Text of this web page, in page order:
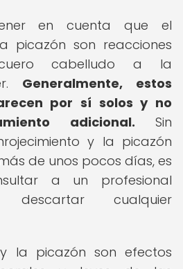
en cuenta que el
picazón son reacciones
cabelludo a la
Generalmente, estos
por sí solos y no
adicional. Sin
y la picazón
de unos pocos días, es
a un profesional
cualquier
y la picazón son efectos